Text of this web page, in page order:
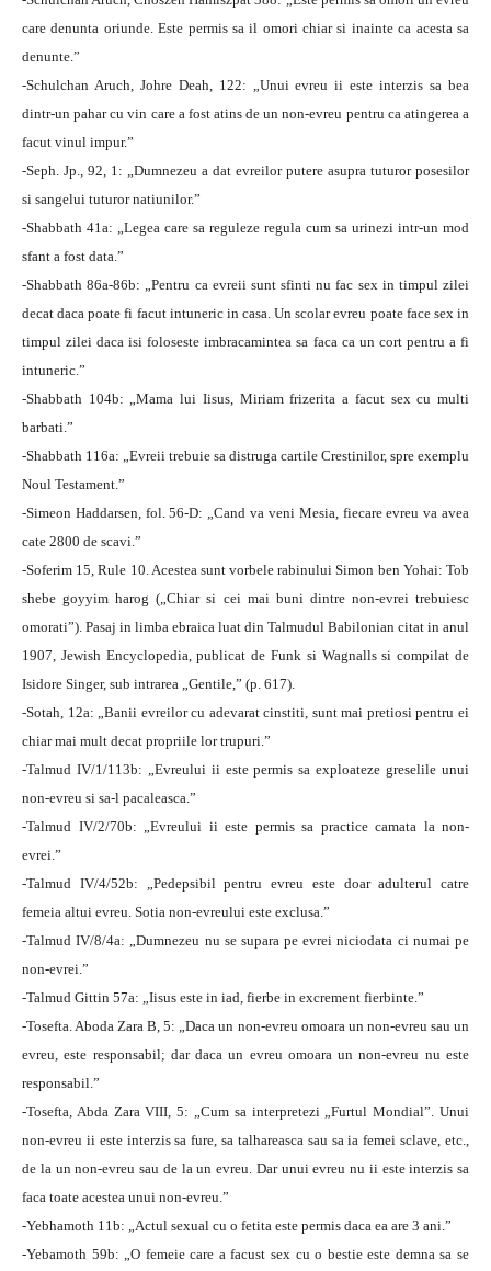
care denunta oriunde. Este permis sa il omori chiar si inainte ca acesta sa
denunte.”
-Schulchan Aruch, Johre Deah, 122: „Unui evreu ii este interzis sa bea
dintr-un pahar cu vin care a fost atins de un non-evreu pentru ca atingerea a
facut vinul impur.”
-Seph. Jp., 92, 1: „Dumnezeu a dat evreilor putere asupra tuturor posesilor
si sangelui tuturor natiunilor.”
-Shabbath 41a: „Legea care sa reguleze regula cum sa urinezi intr-un mod
sfant a fost data.”
-Shabbath 86a-86b: „Pentru ca evreii sunt sfinti nu fac sex in timpul zilei
decat daca poate fi facut intuneric in casa. Un scolar evreu poate face sex in
timpul zilei daca isi foloseste imbracamintea sa faca ca un cort pentru a fi
intuneric.”
-Shabbath 104b: „Mama lui Iisus, Miriam frizerita a facut sex cu multi
barbati.”
-Shabbath 116a: „Evreii trebuie sa distruga cartile Crestinilor, spre exemplu
Noul Testament.”
-Simeon Haddarsen, fol. 56-D: „Cand va veni Mesia, fiecare evreu va avea
cate 2800 de scavi.”
-Soferim 15, Rule 10. Acestea sunt vorbele rabinului Simon ben Yohai: Tob
shebe goyyim harog („Chiar si cei mai buni dintre non-evrei trebuiesc
omorati”). Pasaj in limba ebraica luat din Talmudul Babilonian citat in anul
1907, Jewish Encyclopedia, publicat de Funk si Wagnalls si compilat de
Isidore Singer, sub intrarea „Gentile,” (p. 617).
-Sotah, 12a: „Banii evreilor cu adevarat cinstiti, sunt mai pretiosi pentru ei
chiar mai mult decat propriile lor trupuri.”
-Talmud IV/1/113b: „Evreului ii este permis sa exploateze greselile unui
non-evreu si sa-l pacaleasca.”
-Talmud IV/2/70b: „Evreului ii este permis sa practice camata la non-
evrei.”
-Talmud IV/4/52b: „Pedepsibil pentru evreu este doar adulterul catre
femeia altui evreu. Sotia non-evreului este exclusa.”
-Talmud IV/8/4a: „Dumnezeu nu se supara pe evrei niciodata ci numai pe
non-evrei.”
-Talmud Gittin 57a: „Iisus este in iad, fierbe in excrement fierbinte.”
-Tosefta. Aboda Zara B, 5: „Daca un non-evreu omoara un non-evreu sau un
evreu, este responsabil; dar daca un evreu omoara un non-evreu nu este
responsabil.”
-Tosefta, Abda Zara VIII, 5: „Cum sa interpretezi „Furtul Mondial”. Unui
non-evreu ii este interzis sa fure, sa talhareasca sau sa ia femei sclave, etc.,
de la un non-evreu sau de la un evreu. Dar unui evreu nu ii este interzis sa
faca toate acestea unui non-evreu.”
-Yebhamoth 11b: „Actul sexual cu o fetita este permis daca ea are 3 ani.”
-Yebamoth 59b: „O femeie care a facust sex cu o bestie este demna sa se